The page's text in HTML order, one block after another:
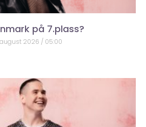
på 7.plass?
2026 05:00